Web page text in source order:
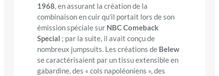
1968 , en assurant la création de la
combinaison en cuir qu’il portait lors de son
émission spéciale sur NBC Comeback
Special ; par la suite, il avait conçu de
nombreux jumpsuits. Les créations de Belew
se caractérisaient par un tissu extensible en
gabardine, des « cols napoléoniens », des